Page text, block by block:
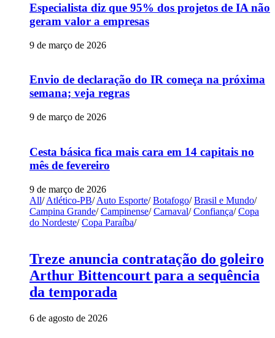
Especialista diz que 95% dos projetos de IA não
geram valor a empresas
9 de março de 2026
Envio de declaração do IR começa na próxima
semana; veja regras
9 de março de 2026
Cesta básica fica mais cara em 14 capitais no
mês de fevereiro
9 de março de 2026
All/ Atlético-PB/ Auto Esporte/ Botafogo/ Brasil e Mundo/
Campina Grande/ Campinense/ Carnaval/ Confiança/ Copa
do Nordeste/ Copa Paraíba/
Treze anuncia contratação do goleiro
Arthur Bittencourt para a sequência
da temporada
6 de agosto de 2026